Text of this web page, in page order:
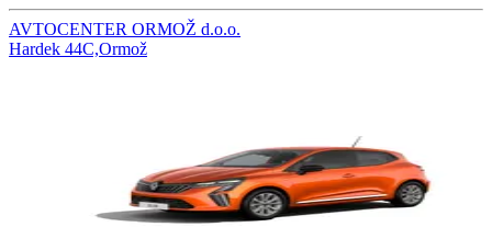
AVTOCENTER ORMOŽ d.o.o.
Hardek 44C,Ormož